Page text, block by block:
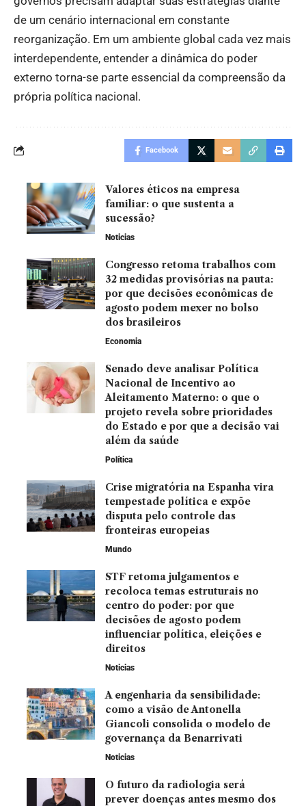
de um cenário internacional em constante
reorganização. Em um ambiente global cada vez mais
interdependente, entender a dinâmica do poder
externo torna-se parte essencial da compreensão da
própria política nacional.
Facebook
Valores éticos na empresa
familiar: o que sustenta a
sucessão?
Noticias
Congresso retoma trabalhos com
32 medidas provisórias na pauta:
por que decisões econômicas de
agosto podem mexer no bolso
dos brasileiros
Economia
Senado deve analisar Política
Nacional de Incentivo ao
Aleitamento Materno: o que o
projeto revela sobre prioridades
do Estado e por que a decisão vai
além da saúde
Política
Crise migratória na Espanha vira
tempestade política e expõe
disputa pelo controle das
fronteiras europeias
Mundo
STF retoma julgamentos e
recoloca temas estruturais no
centro do poder: por que
decisões de agosto podem
influenciar política, eleições e
direitos
Noticias
A engenharia da sensibilidade:
como a visão de Antonella
Giancoli consolida o modelo de
governança da Benarrivati
Noticias
O futuro da radiologia será
prever doenças antes mesmo dos